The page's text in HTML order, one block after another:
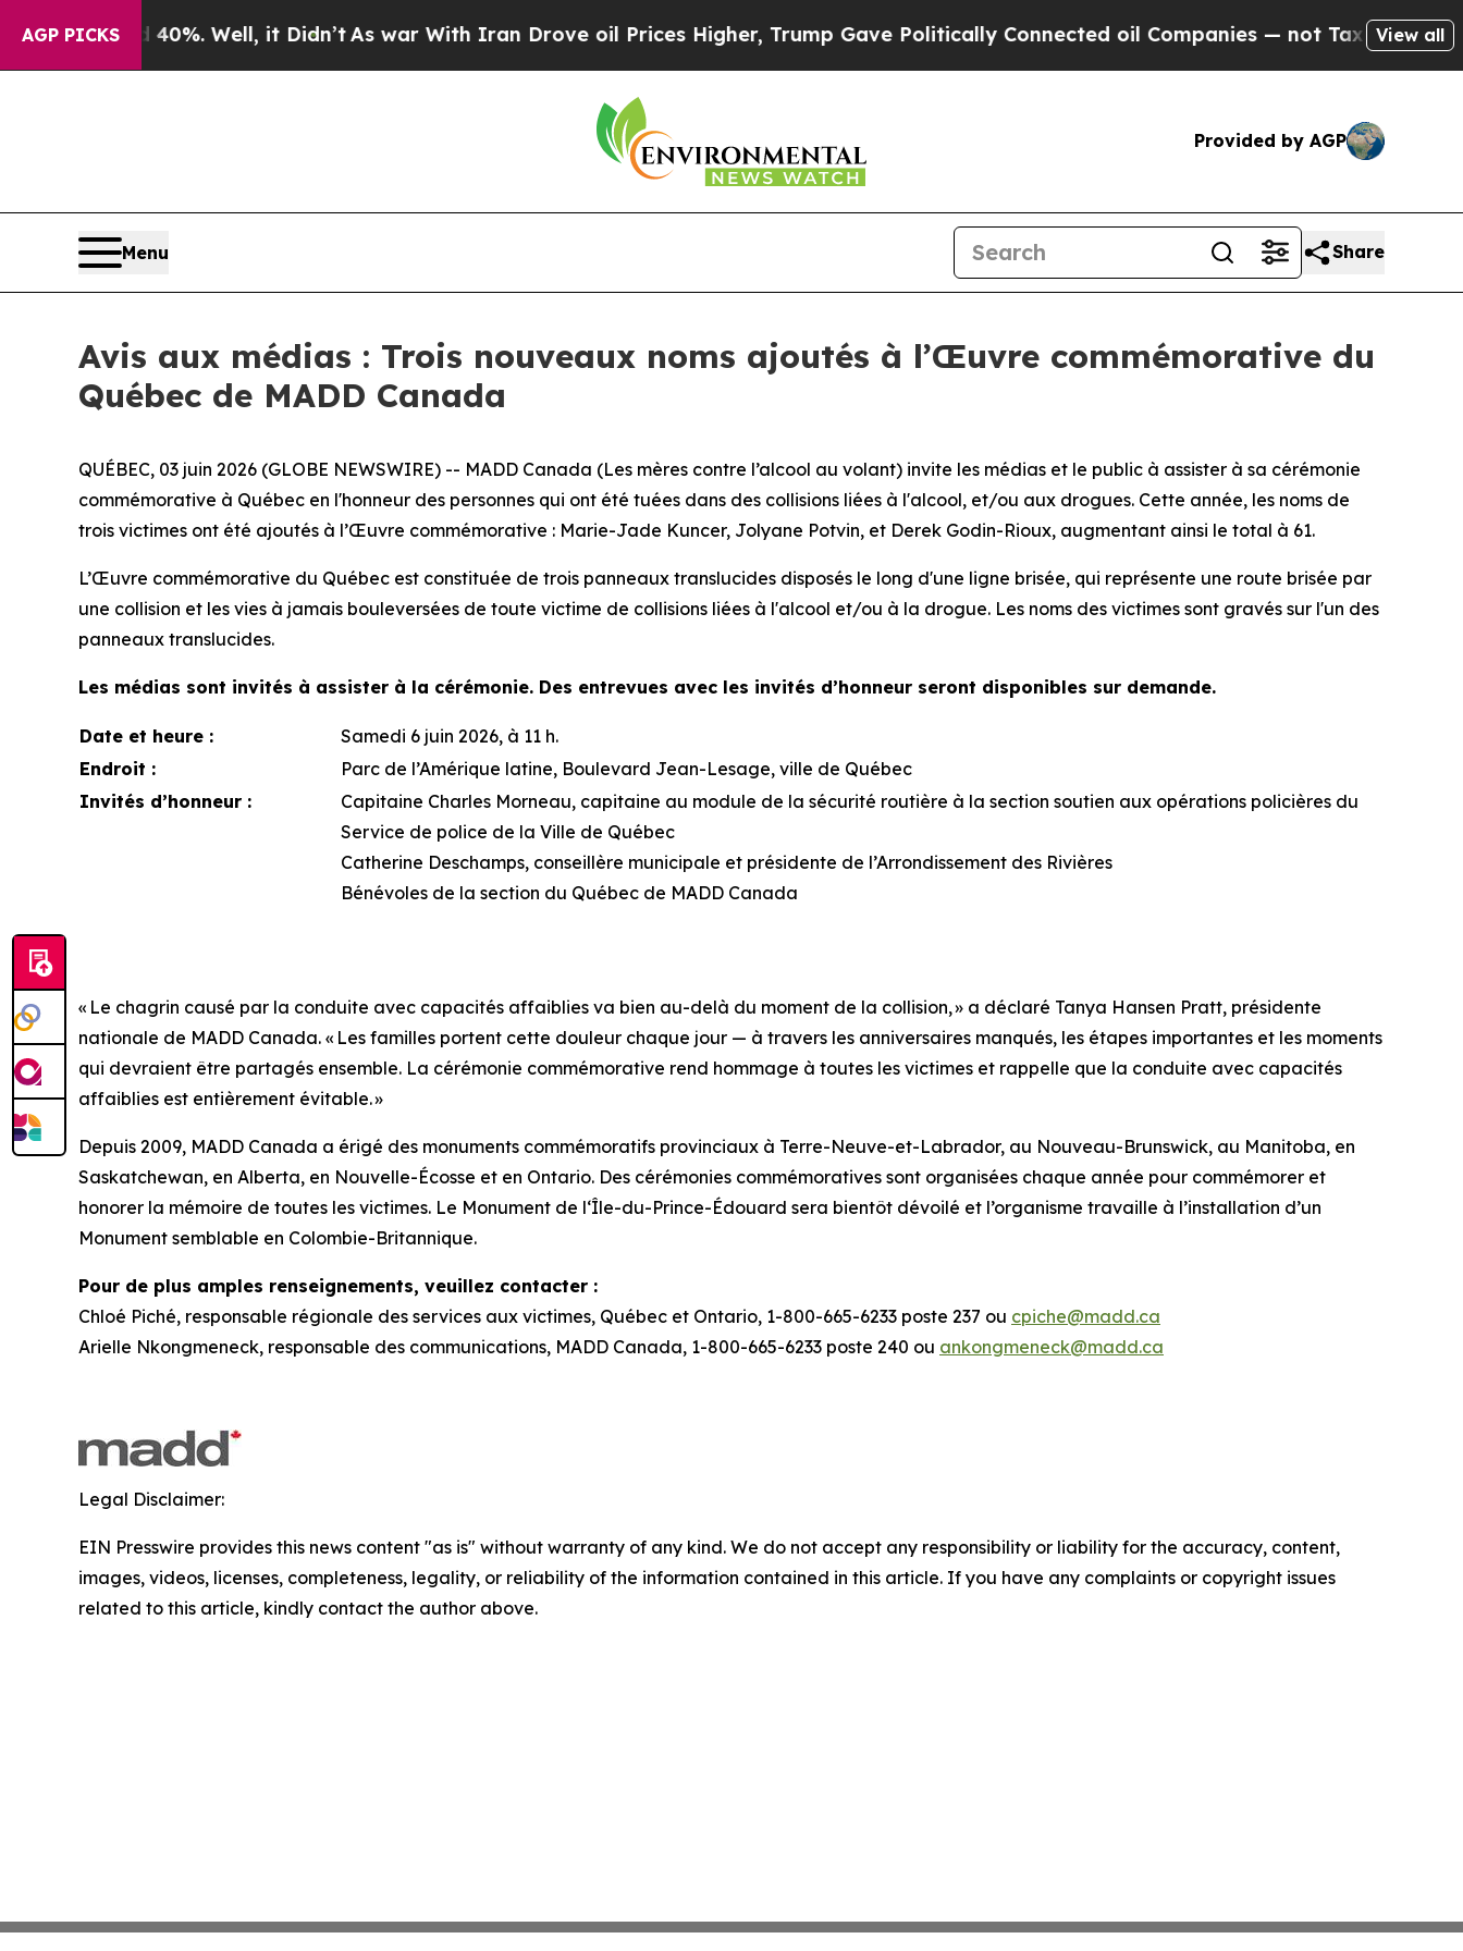
AGP PICKS40%. Well, it Didn’t As war With Iran Drove oil Prices Higher, Trump Gave Politically Connected oil Companies — not Taxpayers — the
View all
Provided by AGP
Menu Share
Avis aux médias : Trois nouveaux noms ajoutés à l’Œuvre commémorative du
Québec de MADD Canada
QUÉBEC, 03 juin 2026 (GLOBE NEWSWIRE) -- MADD Canada (Les mères contre l’alcool au volant) invite les médias et le public à assister à sa cérémonie
commémorative à Québec en l'honneur des personnes qui ont été tuées dans des collisions liées à l'alcool, et/ou aux drogues. Cette année, les noms de
trois victimes ont été ajoutés à l’Œuvre commémorative : Marie-Jade Kuncer, Jolyane Potvin, et Derek Godin-Rioux, augmentant ainsi le total à 61.
L’Œuvre commémorative du Québec est constituée de trois panneaux translucides disposés le long d'une ligne brisée, qui représente une route brisée par
une collision et les vies à jamais bouleversées de toute victime de collisions liées à l'alcool et/ou à la drogue. Les noms des victimes sont gravés sur l'un des
panneaux translucides.
Les médias sont invités à assister à la cérémonie. Des entrevues avec les invités d’honneur seront disponibles sur demande.
Date et heure :
Samedi 6 juin 2026, à 11 h.
Endroit :
Parc de l’Amérique latine, Boulevard Jean-Lesage, ville de Québec
Invités d’honneur :
Capitaine Charles Morneau, capitaine au module de la sécurité routière à la section soutien aux opérations policières du
Service de police de la Ville de Québec
Catherine Deschamps, conseillère municipale et présidente de l’Arrondissement des Rivières
Bénévoles de la section du Québec de MADD Canada
« Le chagrin causé par la conduite avec capacités affaiblies va bien au-delà du moment de la collision, » a déclaré Tanya Hansen Pratt, présidente
nationale de MADD Canada. « Les familles portent cette douleur chaque jour — à travers les anniversaires manqués, les étapes importantes et les moments
qui devraient être partagés ensemble. La cérémonie commémorative rend hommage à toutes les victimes et rappelle que la conduite avec capacités
affaiblies est entièrement évitable. »
Depuis 2009, MADD Canada a érigé des monuments commémoratifs provinciaux à Terre-Neuve-et-Labrador, au Nouveau-Brunswick, au Manitoba, en
Saskatchewan, en Alberta, en Nouvelle-Écosse et en Ontario. Des cérémonies commémoratives sont organisées chaque année pour commémorer et
honorer la mémoire de toutes les victimes. Le Monument de l‘Île-du-Prince-Édouard sera bientôt dévoilé et l’organisme travaille à l’installation d’un
Monument semblable en Colombie-Britannique.
Pour de plus amples renseignements, veuillez contacter :
Chloé Piché, responsable régionale des services aux victimes, Québec et Ontario, 1-800-665-6233 poste 237 ou cpiche@madd.ca
Arielle Nkongmeneck, responsable des communications, MADD Canada, 1-800-665-6233 poste 240 ou ankongmeneck@madd.ca
Legal Disclaimer:
EIN Presswire provides this news content "as is" without warranty of any kind. We do not accept any responsibility or liability for the accuracy, content,
images, videos, licenses, completeness, legality, or reliability of the information contained in this article. If you have any complaints or copyright issues
related to this article, kindly contact the author above.